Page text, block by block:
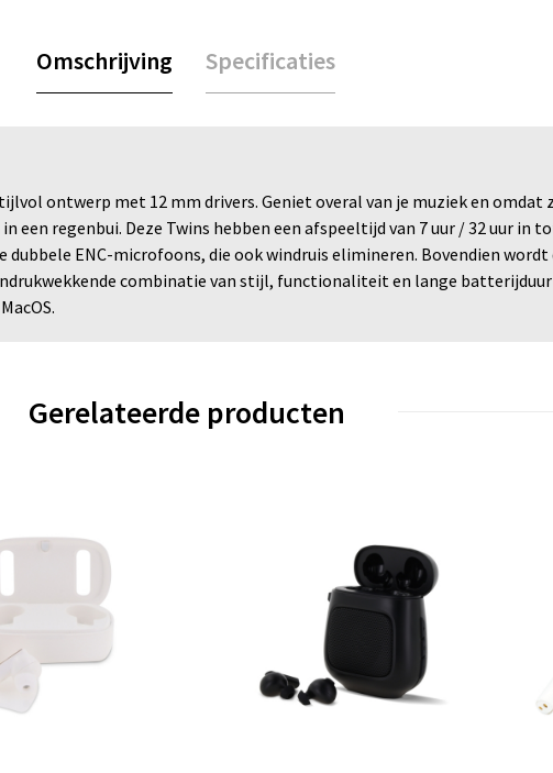
Omschrijving Specificaties
ontwerp met 12 mm drivers. Geniet overal van je muziek en
regenbui. Deze Twins hebben een afspeeltijd van 7 uur / 32 uur in
ENC-microfoons, die ook windruis elimineren. Bovendien
combinatie van stijl, functionaliteit en lange
Gerelateerde producten